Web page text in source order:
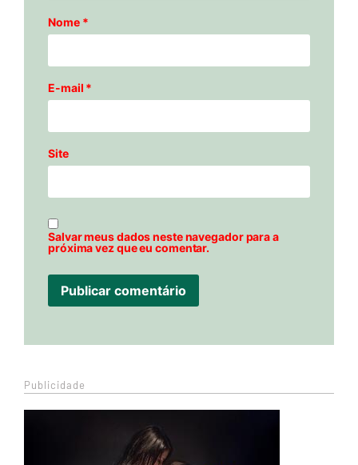
Nome *
E-mail *
Site
Salvar meus dados neste navegador para a
próxima vez que eu comentar.
Publicidade